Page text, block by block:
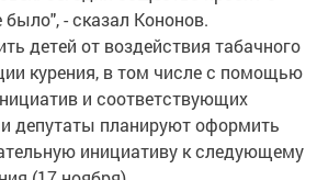
- сказал Кононов.
детей от воздействия табачного
курения, в том числе с помощью
и соответствующих
депутаты планируют оформить
инициативу к следующему